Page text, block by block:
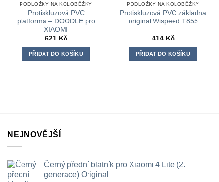
PODLOŽKY NA KOLOBĚŽKY
Protiskluzová PVC
platforma – DOODLE pro
XIAOMI
621 Kč
PŘIDAT DO KOŠÍKU
PODLOŽKY NA KOLOBĚŽKY
Protiskluzová PVC základna
original Wispeed T855
414 Kč
PŘIDAT DO KOŠÍKU
NEJNOVĚJŠÍ
Černý přední blatník pro Xiaomi 4 Lite (2.
generace) Original